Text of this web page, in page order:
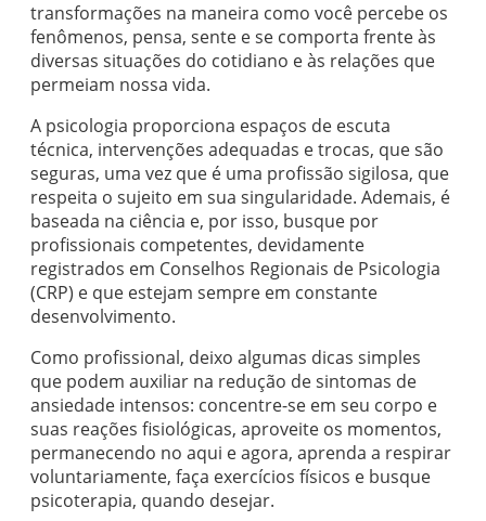
transformações na maneira como você percebe os
fenômenos, pensa, sente e se comporta frente às
diversas situações do cotidiano e às relações que
permeiam nossa vida.
A psicologia proporciona espaços de escuta
técnica, intervenções adequadas e trocas, que são
seguras, uma vez que é uma profissão sigilosa, que
respeita o sujeito em sua singularidade. Ademais, é
baseada na ciência e, por isso, busque por
profissionais competentes, devidamente
registrados em Conselhos Regionais de Psicologia
(CRP) e que estejam sempre em constante
desenvolvimento.
Como profissional, deixo algumas dicas simples
que podem auxiliar na redução de sintomas de
ansiedade intensos: concentre-se em seu corpo e
suas reações fisiológicas, aproveite os momentos,
permanecendo no aqui e agora, aprenda a respirar
voluntariamente, faça exercícios físicos e busque
psicoterapia, quando desejar.